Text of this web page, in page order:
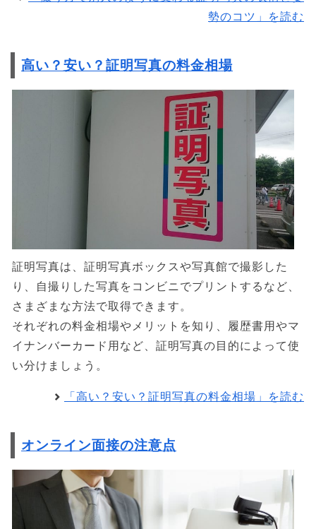
勢のコツ」を読む
高い？安い？証明写真の料金相場
証明写真は、証明写真ボックスや写真館で撮影した
り、自撮りした写真をコンビニでプリントするなど、
さまざまな方法で取得できます。
それぞれの料金相場やメリットを知り、履歴書用やマ
イナンバーカード用など、証明写真の目的によって使
い分けましょう。
「高い？安い？証明写真の料金相場」を読む
オンライン面接の注意点